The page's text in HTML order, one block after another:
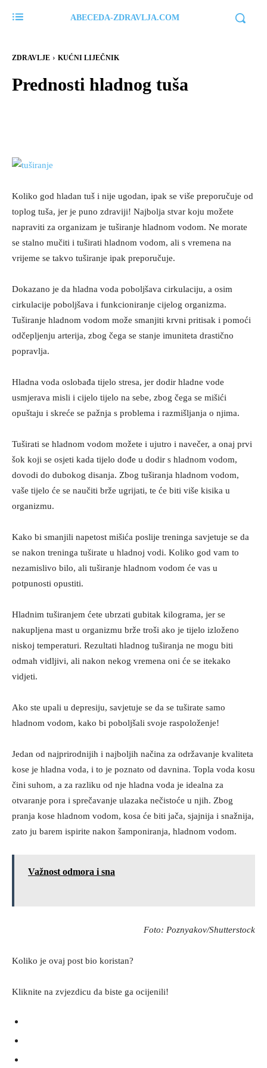
ABECEDA-ZDRAVLJA.COM
ZDRAVLJE KUĆNI LIJEČNIK
Prednosti hladnog tuša
Koliko god hladan tuš i nije ugodan, ipak se više preporučuje od
toplog tuša, jer je puno zdraviji! Najbolja stvar koju možete
napraviti za organizam je tuširanje hladnom vodom. Ne morate
se stalno mučiti i tuširati hladnom vodom, ali s vremena na
vrijeme se takvo tuširanje ipak preporučuje.
Dokazano je da hladna voda poboljšava cirkulaciju, a osim
cirkulacije poboljšava i funkcioniranje cijelog organizma.
Tuširanje hladnom vodom može smanjiti krvni pritisak i pomoći
odčepljenju arterija, zbog čega se stanje imuniteta drastično
popravlja.
Hladna voda oslobađa tijelo stresa, jer dodir hladne vode
usmjerava misli i cijelo tijelo na sebe, zbog čega se mišići
opuštaju i skreće se pažnja s problema i razmišljanja o njima.
Tuširati se hladnom vodom možete i ujutro i navečer, a onaj prvi
šok koji se osjeti kada tijelo dođe u dodir s hladnom vodom,
dovodi do dubokog disanja. Zbog tuširanja hladnom vodom,
vaše tijelo će se naučiti brže ugrijati, te će biti više kisika u
organizmu.
Kako bi smanjili napetost mišića poslije treninga savjetuje se da
se nakon treninga tuširate u hladnoj vodi. Koliko god vam to
nezamislivo bilo, ali tuširanje hladnom vodom će vas u
potpunosti opustiti.
Hladnim tuširanjem ćete ubrzati gubitak kilograma, jer se
nakupljena mast u organizmu brže troši ako je tijelo izloženo
niskoj temperaturi. Rezultati hladnog tuširanja ne mogu biti
odmah vidljivi, ali nakon nekog vremena oni će se itekako
vidjeti.
Ako ste upali u depresiju, savjetuje se da se tuširate samo
hladnom vodom, kako bi poboljšali svoje raspoloženje!
Jedan od najprirodnijih i najboljih načina za održavanje kvaliteta
kose je hladna voda, i to je poznato od davnina. Topla voda kosu
čini suhom, a za razliku od nje hladna voda je idealna za
otvaranje pora i sprečavanje ulazaka nečistoće u njih. Zbog
pranja kose hladnom vodom, kosa će biti jača, sjajnija i snažnija,
zato ju barem ispirite nakon šamponiranja, hladnom vodom.
Važnost odmora i sna
Foto: Poznyakov/Shutterstock
Koliko je ovaj post bio koristan?
Kliknite na zvjezdicu da biste ga ocijenili!